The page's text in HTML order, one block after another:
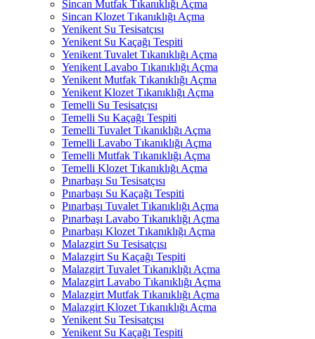
Sincan Mutfak Tıkanıklığı Açma
Sincan Klozet Tıkanıklığı Açma
Yenikent Su Tesisatçısı
Yenikent Su Kaçağı Tespiti
Yenikent Tuvalet Tıkanıklığı Açma
Yenikent Lavabo Tıkanıklığı Açma
Yenikent Mutfak Tıkanıklığı Açma
Yenikent Klozet Tıkanıklığı Açma
Temelli Su Tesisatçısı
Temelli Su Kaçağı Tespiti
Temelli Tuvalet Tıkanıklığı Açma
Temelli Lavabo Tıkanıklığı Açma
Temelli Mutfak Tıkanıklığı Açma
Temelli Klozet Tıkanıklığı Açma
Pınarbaşı Su Tesisatçısı
Pınarbaşı Su Kaçağı Tespiti
Pınarbaşı Tuvalet Tıkanıklığı Açma
Pınarbaşı Lavabo Tıkanıklığı Açma
Pınarbaşı Klozet Tıkanıklığı Açma
Malazgirt Su Tesisatçısı
Malazgirt Su Kaçağı Tespiti
Malazgirt Tuvalet Tıkanıklığı Açma
Malazgirt Lavabo Tıkanıklığı Açma
Malazgirt Mutfak Tıkanıklığı Açma
Malazgirt Klozet Tıkanıklığı Açma
Yenikent Su Tesisatçısı
Yenikent Su Kaçağı Tespiti